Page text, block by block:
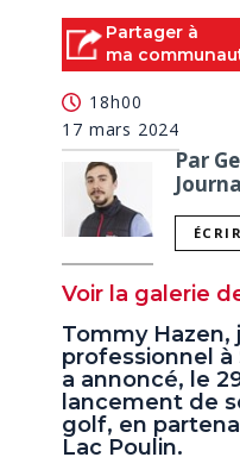
Partager à
ma
18h00
17 mars 2024
Par
Voir la galerie
Tommy
professionnel
a annoncé, le
lancement de
golf, en
Lac Poulin.